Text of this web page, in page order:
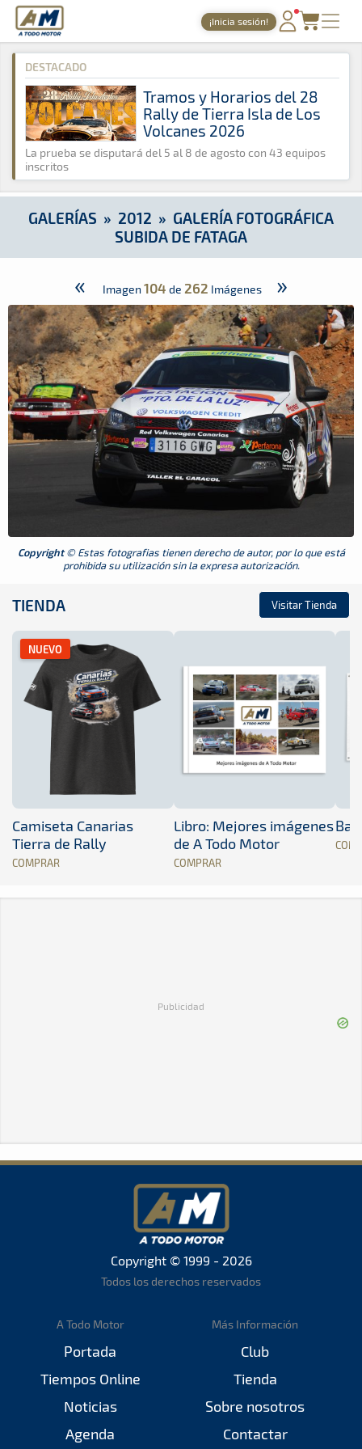
A Todo Motor · Revista del motor desde 1999
¡Inicia sesión!
PORTADA
TIEMPOS ONLINE
NOTICIAS
AGENDA
GALERÍAS
TIENDA
A Todo Motor » Galerías » 2012 » Galería Fotográfica Subida
DESTACADO
Tramos y Horarios del 28
Rally de Tierra Isla de Los
Volcanes 2026
La prueba se disputará del 5 al 8 de agosto con 43 equipos
inscritos
GALERÍAS » 2012 » GALERÍA FOTOGRÁFICA
SUBIDA DE FATAGA
« Imagen 104 de 262 Imágenes »
Copyright© Estas fotografias tienen derecho de autor, por lo que está
prohibida su utilización sin la expresa autorización.
TIENDA Visitar Tienda
NUEVO
Camiseta Canarias
Tierra de Rally
COMPRAR
Libro: Mejores imágenes
de A Todo Motor
COMPRAR
Publicidad
Copyright © 1999 - 2026
Todos los derechos reservados
A Todo Motor
Portada
Tiempos Online
Noticias
Agenda
Más Información
Club
Tienda
Sobre nosotros
Contactar